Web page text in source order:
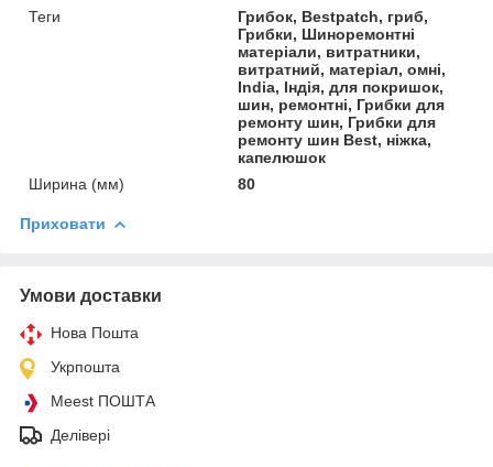
Теги
Грибок, Bestpatch, гриб,
Грибки, Шиноремонтні
матеріали, витратники,
витратний, матеріал, омні,
India, Індія, для покришок,
шин, ремонтні, Грибки для
ремонту шин, Грибки для
ремонту шин Best, ніжка,
капелюшок
Ширина (мм)
80
Приховати
Умови доставки
Нова Пошта
Укрпошта
Meest ПОШТА
Делівері